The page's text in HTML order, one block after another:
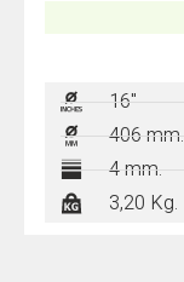
16"
406 mm.
4 mm.
3,20 Kg.